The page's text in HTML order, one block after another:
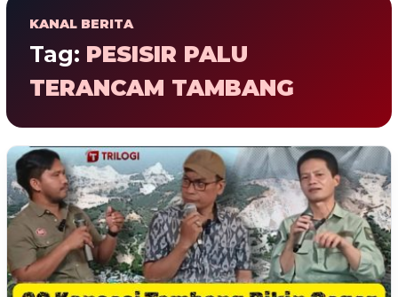
KANAL BERITA
Tag: PESISIR PALU
TERANCAM TAMBANG